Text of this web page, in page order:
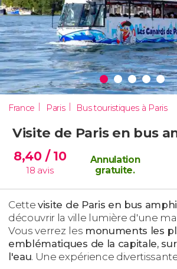
France Paris Bus touristiques à Paris
Visite de Paris en bus
8,40 / 10
18 avis
Annulation
gratuite.
Cettevisite de Paris en bus
découvrir la ville lumière d'une
Vous verrez les monuments les
emblématiques de la capitale,
l'eau. Une expérience